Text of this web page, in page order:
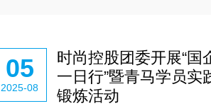
05
2025-08
时尚控股团委开展“国
一日行”暨青马学员实
锻炼活动